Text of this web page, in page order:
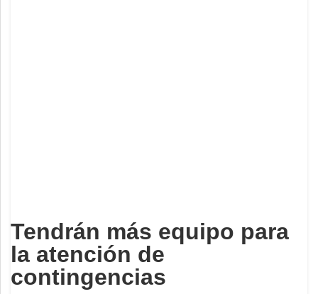
Tendrán más equipo para
la atención de
contingencias